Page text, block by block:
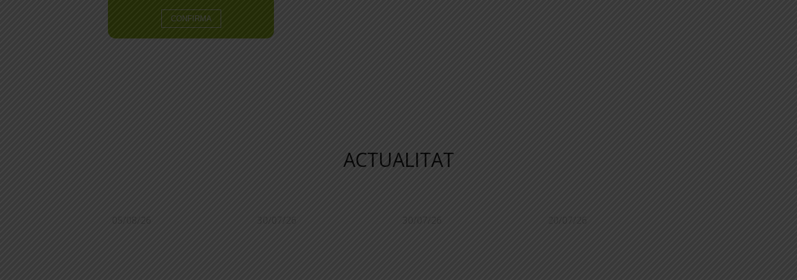
ACTUALITAT
05/08/26 30/07/26 30/07/26 20/07/26